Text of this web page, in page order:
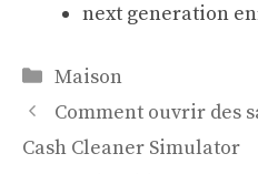
next generation
Catégories
Maison
Comment ouvrir des
Cash Cleaner Simulator